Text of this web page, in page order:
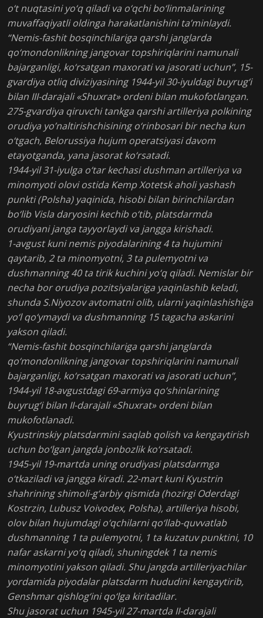
o‘t nuqtasini yo‘q qiladi va o‘qchi bo‘linmalarining
muvaffaqiyatli oldinga harakatlanishini ta’minlaydi.
“Nemis-fashit bosqinchilariga qarshi janglarda
qo‘mondonlikning jangovar topshiriqlarini namunali
bajarganligi, ko‘rsatgan maxorati va jasorati uchun”, 15-
gvardiya otliq diviziyasining 1944-yil 30-iyuldagi buyrug‘i
bilan III-darajali «Shuxrat» ordeni bilan mukofotlangan.
275-gvardiya qiruvchi tankga qarshi artilleriya polkining
orudiya yo’naltirishchisining o‘rinbosari bir necha kun
o‘tgach, Belorussiya hujum operatsiyasi davom
etayotganda, yana jasorat ko‘rsatadi.
1944-yil 31-iyulga o‘tar kechasi dushman artilleriya va
minomyoti olovi ostida Kemp Xotetsk aholi yashash
punkti (Polsha) yaqinida, hisobi bilan birinchilardan
bo‘lib Visla daryosini kechib o‘tib, platsdarmda
orudiyani janga tayyorlaydi va jangga kirishadi.
1-avgust kuni nemis piyodalarining 4 ta hujumini
qaytarib, 2 ta minomyotni, 3 ta pulemyotni va
dushmanning 40 ta tirik kuchini yo‘q qiladi. Nemislar bir
necha bor orudiya pozitsiyalariga yaqinlashib keladi,
shunda S.Niyozov avtomatni olib, ularni yaqinlashishiga
yo‘l qo‘ymaydi va dushmanning 15 tagacha askarini
yakson qiladi.
“Nemis-fashit bosqinchilariga qarshi janglarda
qo‘mondonlikning jangovar topshiriqlarini namunali
bajarganligi, ko‘rsatgan maxorati va jasorati uchun”,
1944-yil 18-avgustdagi 69-armiya qo‘shinlarining
buyrug‘i bilan II-darajali «Shuxrat» ordeni bilan
mukofotlanadi.
Kyustrinskiy platsdarmini saqlab qolish va kengaytirish
uchun bo‘lgan jangda jonbozlik ko‘rsatadi.
1945-yil 19-martda uning orudiyasi platsdarmga
o‘tkaziladi va jangga kiradi. 22-mart kuni Kyustrin
shahrining shimoli-g‘arbiy qismida (hozirgi Oderdagi
Kostrzin, Lubusz Voivodex, Polsha), artilleriya hisobi,
olov bilan hujumdagi o‘qchilarni qo‘llab-quvvatlab
dushmanning 1 ta pulemyotni, 1 ta kuzatuv punktini, 10
nafar askarni yo‘q qiladi, shuningdek 1 ta nemis
minomyotini yakson qiladi. Shu jangda artilleriyachilar
yordamida piyodalar platsdarm hududini kengaytirib,
Genshmar qishlog‘ini qo‘lga kiritadilar.
Shu jasorat uchun 1945-yil 27-martda II-darajali